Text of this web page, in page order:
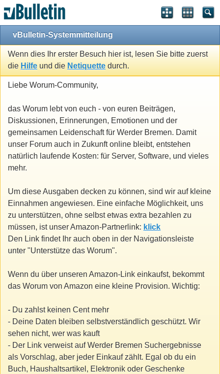
vBulletin-Systemmitteilung
Wenn dies Ihr erster Besuch hier ist, lesen Sie bitte zuerst
die Hilfe und die Netiquette durch.
Liebe Worum-Community,
das Worum lebt von euch - von euren Beiträgen,
Diskussionen, Erinnerungen, Emotionen und der
gemeinsamen Leidenschaft für Werder Bremen. Damit
unser Forum auch in Zukunft online bleibt, entstehen
natürlich laufende Kosten: für Server, Software, und vieles
mehr.
Um diese Ausgaben decken zu können, sind wir auf kleine
Einnahmen angewiesen. Eine einfache Möglichkeit, uns
zu unterstützen, ohne selbst etwas extra bezahlen zu
müssen, ist unser Amazon-Partnerlink: klick
Den Link findet Ihr auch oben in der Navigationsleiste
unter "Unterstütze das Worum".
Wenn du über unseren Amazon-Link einkaufst, bekommt
das Worum von Amazon eine kleine Provision. Wichtig:
- Du zahlst keinen Cent mehr
- Deine Daten bleiben selbstverständlich geschützt. Wir
sehen nicht, wer was kauft
- Der Link verweist auf Werder Bremen Suchergebnisse
als Vorschlag, aber jeder Einkauf zählt. Egal ob du ein
Buch, Haushaltsartikel, Elektronik oder Geschenke